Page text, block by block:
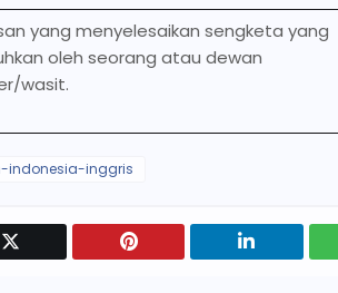
yang menyelesaikan sengketa yang
oleh seorang atau dewan
wasit.
indonesia-inggris